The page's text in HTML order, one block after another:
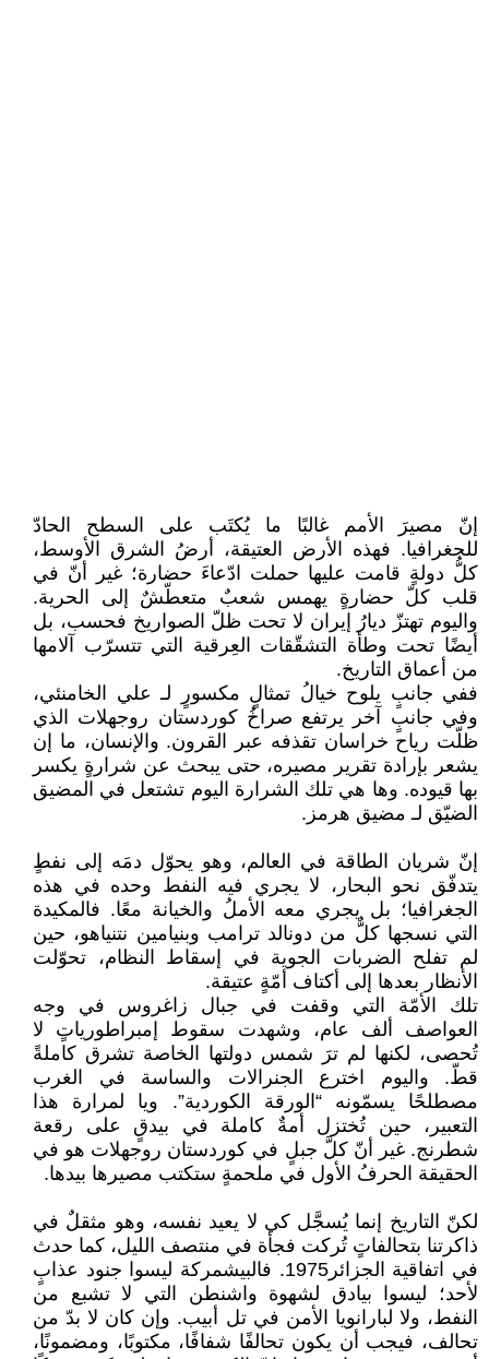
إنّ مصيرَ الأمم غالبًا ما يُكتَب على السطح الحادّ
للجغرافيا. فهذه الأرض العتيقة، أرضُ الشرق الأوسط،
كلُّ دولةٍ قامت عليها حملت ادّعاءَ حضارة؛ غير أنّ في
قلب كلّ حضارةٍ يهمس شعبٌ متعطّشٌ إلى الحرية.
واليوم تهتزّ ديارُ إيران لا تحت ظلّ الصواريخ فحسب، بل
أيضًا تحت وطأة التشقّقات العِرقية التي تتسرّب آلامها
من أعماق التاريخ.
ففي جانبٍ يلوح خيالُ تمثالٍ مكسورٍ لـ علي الخامنئي،
وفي جانبٍ آخر يرتفع صراخُ كوردستان روجهلات الذي
ظلّت رياح خراسان تقذفه عبر القرون. والإنسان، ما إن
يشعر بإرادة تقرير مصيره، حتى يبحث عن شرارةٍ يكسر
بها قيوده. وها هي تلك الشرارة اليوم تشتعل في المضيق
الضيّق لـ مضيق هرمز.
إنّ شريان الطاقة في العالم، وهو يحوّل دمَه إلى نفطٍ
يتدفّق نحو البحار، لا يجري فيه النفط وحده في هذه
الجغرافيا؛ بل يجري معه الأملُ والخيانة معًا. فالمكيدة
التي نسجها كلٌّ من دونالد ترامب وبنيامين نتنياهو، حين
لم تفلح الضربات الجوية في إسقاط النظام، تحوّلت
الأنظار بعدها إلى أكتاف أمّةٍ عتيقة.
تلك الأمّة التي وقفت في جبال زاغروس في وجه
العواصف ألف عام، وشهدت سقوط إمبراطورياتٍ لا
تُحصى، لكنها لم ترَ شمس دولتها الخاصة تشرق كاملةً
قطّ. واليوم اخترع الجنرالات والساسة في الغرب
مصطلحًا يسمّونه “الورقة الكوردية”. ويا لمرارة هذا
التعبير، حين تُختزل أمةٌ كاملة في بيدقٍ على رقعة
شطرنج. غير أنّ كلَّ جبلٍ في كوردستان روجهلات هو في
الحقيقة الحرفُ الأول في ملحمةٍ ستكتب مصيرها بيدها.
لكنّ التاريخ إنما يُسجَّل كي لا يعيد نفسه، وهو مثقلٌ في
ذاكرتنا بتحالفاتٍ تُركت فجأة في منتصف الليل، كما حدث
في اتفاقية الجزائر1975. فالبيشمركة ليسوا جنود عذابٍ
لأحد؛ ليسوا بيادق لشهوة واشنطن التي لا تشبع من
النفط، ولا لبارانويا الأمن في تل أبيب. وإن كان لا بدّ من
تحالف، فيجب أن يكون تحالفًا شفافًا، مكتوبًا، ومضمونًا،